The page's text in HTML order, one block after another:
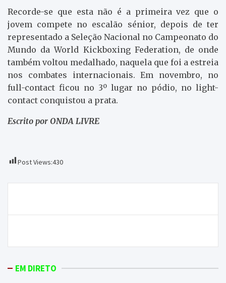
Recorde-se que esta não é a primeira vez que o
jovem compete no escalão sénior, depois de ter
representado a Seleção Nacional no Campeonato do
Mundo da World Kickboxing Federation, de onde
também voltou medalhado, naquela que foi a estreia
nos combates internacionais. Em novembro, no
full-contact ficou no 3º lugar no pódio, no light-
contact conquistou a prata.
Escrito por ONDA LIVRE
Post Views:430
EM DIRETO